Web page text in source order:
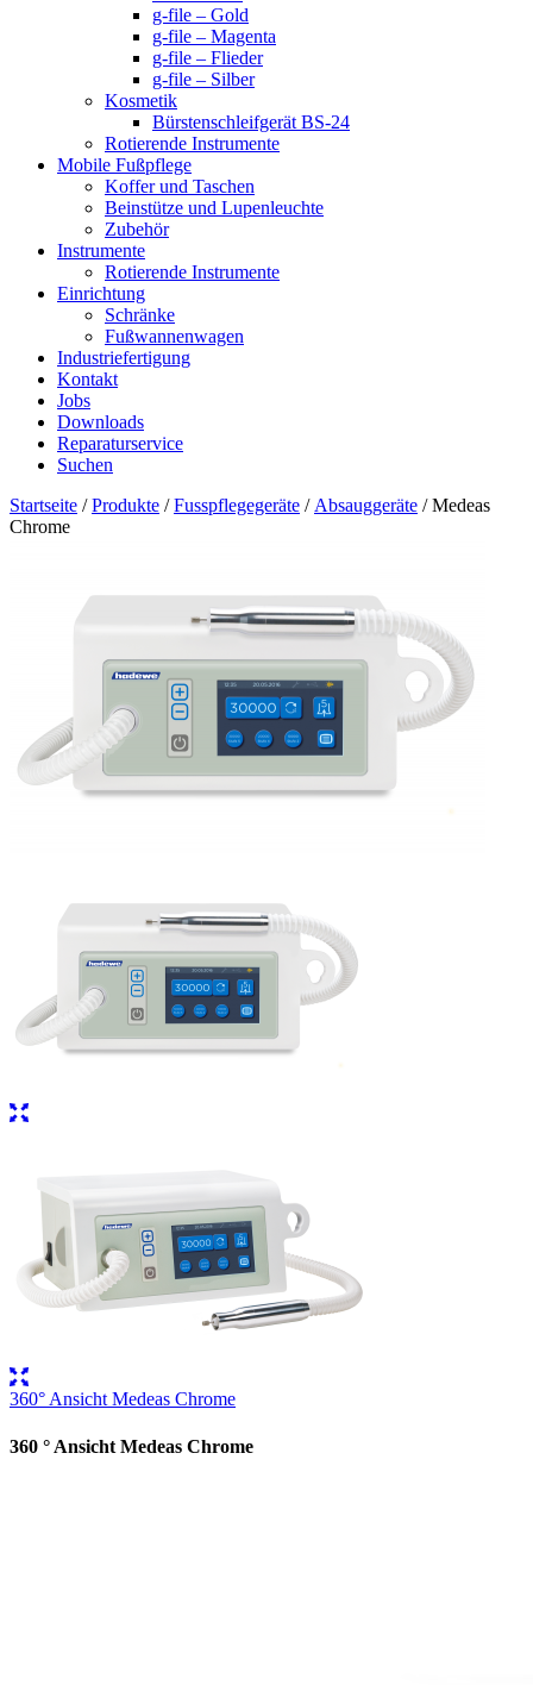
g-file – Gold
g-file – Magenta
g-file – Flieder
g-file – Silber
Kosmetik
Bürstenschleifgerät BS-24
Rotierende Instrumente
Mobile Fußpflege
Koffer und Taschen
Beinstütze und Lupenleuchte
Zubehör
Instrumente
Rotierende Instrumente
Einrichtung
Schränke
Fußwannenwagen
Industriefertigung
Kontakt
Jobs
Downloads
Reparaturservice
Suchen
Startseite /Produkte /Fusspflegegeräte / Absauggeräte / Medeas
Chrome
360° Ansicht Medeas Chrome
360 ° Ansicht Medeas Chrome